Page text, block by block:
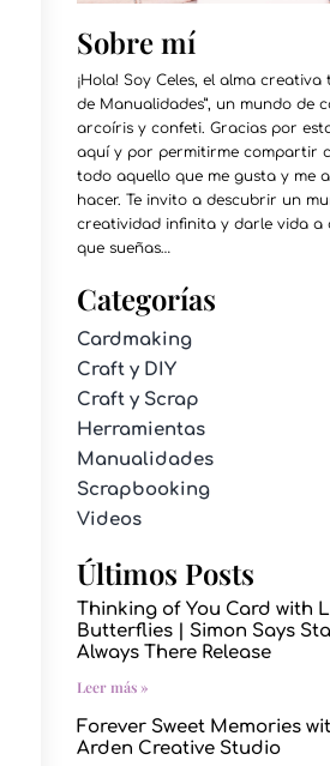
Sobre mí
¡Hola! Soy Celes, el alma creativa
de Manualidades”, un mundo de
arcoíris y confeti. Gracias por
aquí y por permitirme compartir
todo aquello que me gusta y me
hacer. Te invito a descubrir un
creatividad infinita y darle vida a
que sueñas…
Categorías
Cardmaking
Craft y DIY
Craft y Scrap
Herramientas
Manualidades
Scrapbooking
Videos
Últimos Posts
Thinking of You Card with
Butterflies | Simon Says
Always There Release
Leer más »
Forever Sweet Memories
Arden Creative Studio